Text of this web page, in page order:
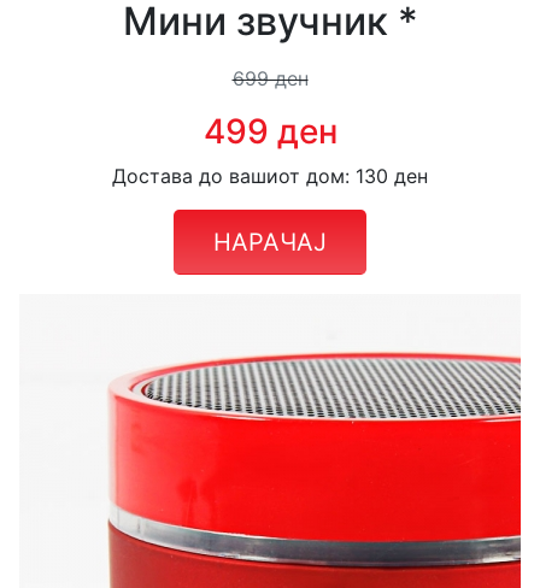
Мини звучник *
699 ден
499 ден
Достава до вашиот дом: 130 ден
НАРАЧАЈ